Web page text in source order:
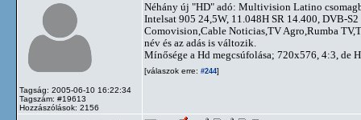
Tagság: 2005-06-10 16:22:34
Tagszám: #19613
Hozzászólások: 2156
Néhány új "HD" adó: Multivision Latino
Intelsat 905 24,5W, 11.048H SR 14.400, DVB-S2
Comovision,Cable Noticias,TV Agro,Rumba
név és az adás is változik.
Mínősége a Hd megcsúfolása; 720x576, 4:3, de
[válaszok erre: #244]